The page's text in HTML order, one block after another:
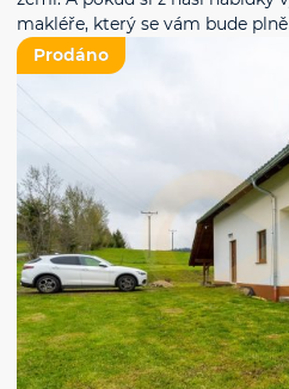
makléře, který se vám bude
Prodáno